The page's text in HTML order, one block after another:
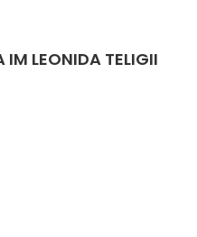
LEONIDA TELIGII